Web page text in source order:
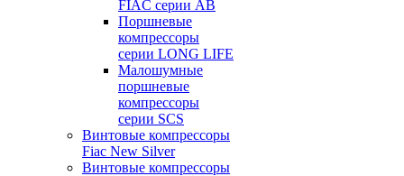
FIAC серии AB
Поршневые
компрессоры
серии LONG LIFE
Малошумные
поршневые
компрессоры
серии SCS
Винтовые компрессоры
Fiac New Silver
Винтовые компрессоры